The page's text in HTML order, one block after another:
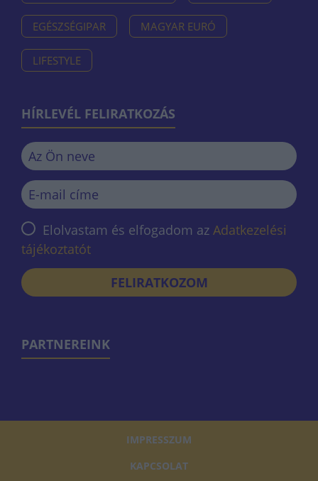
EGÉSZSÉGIPAR MAGYAR EURÓ
LIFESTYLE
HÍRLEVÉL FELIRATKOZÁS
Elolvastam és elfogadom az Adatkezelési
tájékoztatót
FELIRATKOZOM
PARTNEREINK
IMPRESSZUM
KAPCSOLAT